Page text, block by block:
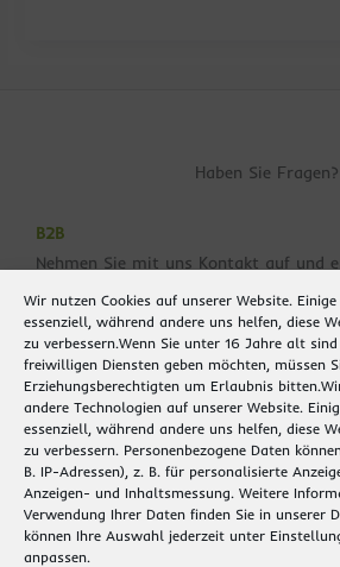
Wir nutzen Cookies auf unserer Website.
essenziell, während andere uns helfen, diese
zu verbessern.Wenn Sie unter 16 Jahre alt
freiwilligen Diensten geben möchten, müssen
Erziehungsberechtigten um Erlaubnis bitten.
andere Technologien auf unserer Website.
essenziell, während andere uns helfen, diese
zu verbessern. Personenbezogene Daten
B. IP-Adressen), z. B. für personalisierte
Anzeigen- und Inhaltsmessung. Weitere
Verwendung Ihrer Daten finden Sie in unserer
können Ihre Auswahl jederzeit unter
anpassen.
Haben Sie Fragen?
B2B
Nehmen Sie mit uns Kontakt auf und
sich ein Zusatzeinkommen
mehr erfahren
Kontakt
Auf unserer Widerrufsrecht-Seite